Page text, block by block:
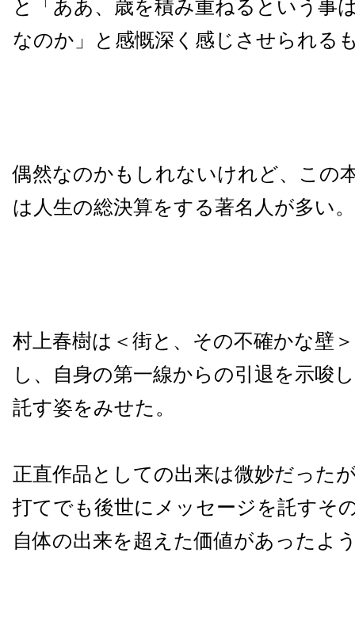
と「ああ、歳を積み重ねるという事
なのか」と感慨深く感じさせられる
偶然なのかもしれないけれど、この
は人生の総決算をする著名人が多い。
村上春樹は＜街と、その不確かな壁
し、自身の第一線からの引退を示唆
託す姿をみせた。
正直作品としての出来は微妙だった
打てでも後世にメッセージを託すそ
自体の出来を超えた価値があったよ